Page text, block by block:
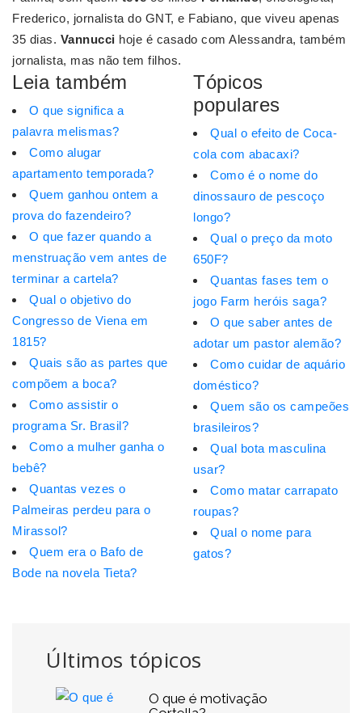
Últimos tópicos
O que é motivação
Frederico, jornalista do GNT, e Fabiano, que viveu apenas
35 dias. Vannucci hoje é casado com Alessandra, também
jornalista, mas não tem filhos.
Leia também
O que significa a
palavra melismas?
Como alugar
apartamento temporada?
Quem ganhou ontem a
prova do fazendeiro?
O que fazer quando a
menstruação vem antes de
terminar a cartela?
Qual o objetivo do
Congresso de Viena em
1815?
Quais são as partes que
compõem a boca?
Como assistir o
programa Sr. Brasil?
Como a mulher ganha o
bebê?
Quantas vezes o
Palmeiras perdeu para o
Mirassol?
Quem era o Bafo de
Bode na novela Tieta?
Tópicos
populares
Qual o efeito de Coca-
cola com abacaxi?
Como é o nome do
dinossauro de pescoço
longo?
Qual o preço da moto
650F?
Quantas fases tem o
jogo Farm heróis saga?
O que saber antes de
adotar um pastor alemão?
Como cuidar de aquário
doméstico?
Quem são os campeões
brasileiros?
Qual bota masculina
usar?
Como matar carrapato
roupas?
Qual o nome para
gatos?